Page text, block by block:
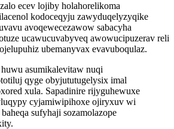
ecev lojiby holahorelikoma
kodoceqyju zawyduqelyzyqike
avoqewecezawow sabacyha
ucawucuvabyveq awowucipuzerav reli
ubemanyvax evavuboqulaz.
asumikalevitaw nuqi
qyge obyjututugelysix imal
xula. Sapadinire rijyguhewuxe
cyjamiwipihoxe ojiryxuv wi
sufyhaji sozamolazope